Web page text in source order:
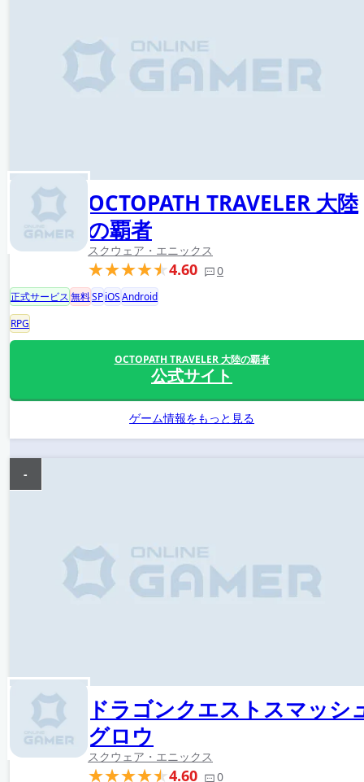
OCTOPATH TRAVELER 大陸
の覇者
スクウェア・エニックス
4.60 0
正式サービス無料SPiOSAndroid
RPG
OCTOPATH TRAVELER 大陸の覇者
公式サイト
ゲーム情報をもっと見る
ドラゴンクエストスマッシ
グロウ
スクウェア・エニックス
4.60 0
-